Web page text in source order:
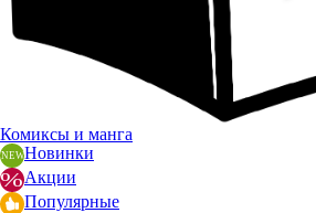
Комиксы и манга
Новинки
Акции
Популярные